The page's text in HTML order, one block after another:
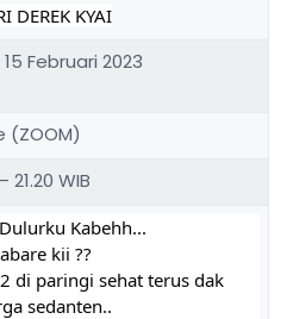
DEREK KYAI
Februari 2023
(ZOOM)
21.20 WIB
Kabehh...
kii ??
di paringi sehat terus dak
sedanten..